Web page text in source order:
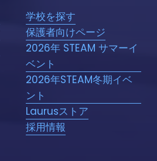
学校を探す
保護者向けページ
2026年 STEAM サマーイ
ベント
2026年STEAM冬期イベ
ント
Laurusストア
採用情報